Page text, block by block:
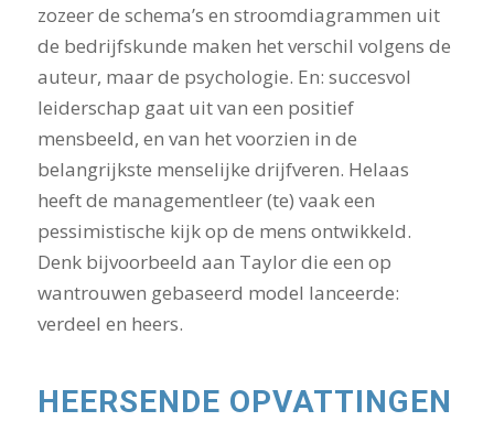
zozeer de schema’s en stroomdiagrammen uit
de bedrijfskunde maken het verschil volgens de
auteur, maar de psychologie. En: succesvol
leiderschap gaat uit van een positief
mensbeeld, en van het voorzien in de
belangrijkste menselijke drijfveren. Helaas
heeft de managementleer (te) vaak een
pessimistische kijk op de mens ontwikkeld.
Denk bijvoorbeeld aan Taylor die een op
wantrouwen gebaseerd model lanceerde:
verdeel en heers.
HEERSENDE OPVATTINGEN